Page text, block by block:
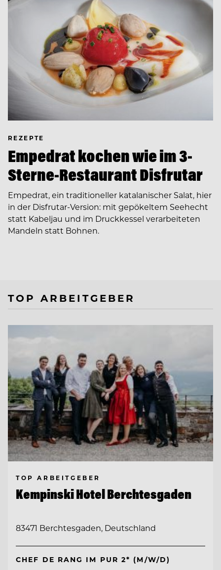
REZEPTE
Empedrat kochen wie im 3-
Sterne-Restaurant Disfrutar
Empedrat, ein traditioneller katalanischer Salat, hier
in der Disfrutar-Version: mit gepökeltem Seehecht
statt Kabeljau und im Druckkessel verarbeiteten
Mandeln statt Bohnen.
TOP ARBEITGEBER
TOP ARBEITGEBER
Kempinski Hotel Berchtesgaden
83471 Berchtesgaden, Deutschland
CHEF DE RANG IM PUR 2* (M/W/D)